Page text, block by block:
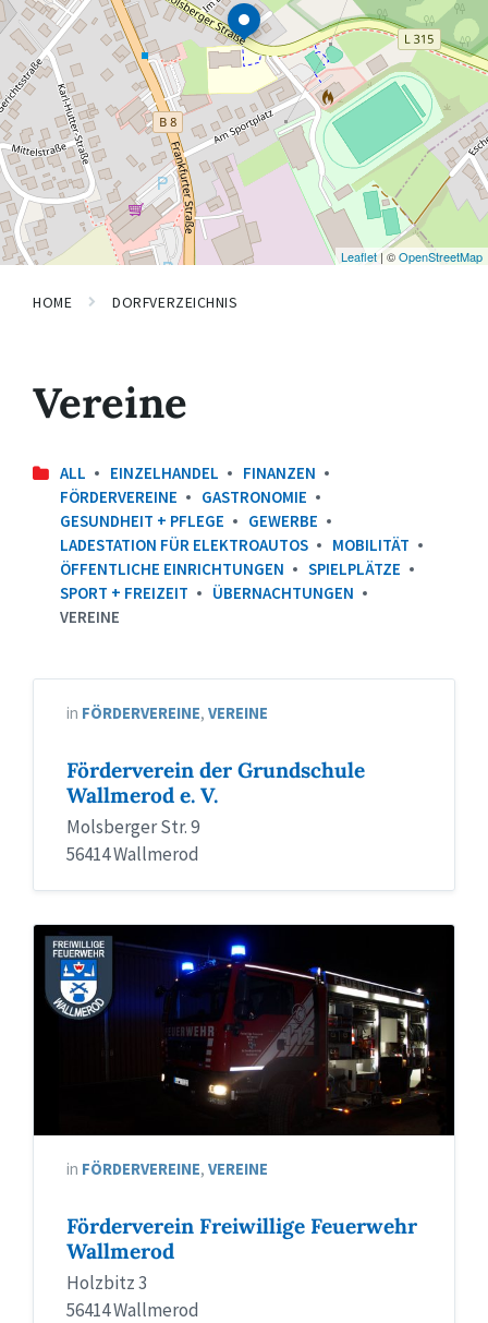
Leaflet| ©OpenStreetMap
HOME DORFVERZEICHNIS
Vereine
ALL EINZELHANDEL
FINANZEN
FÖRDERVEREINE
GASTRONOMIE
GESUNDHEIT + PFLEGE
GEWERBE
LADESTATION FÜR ELEKTROAUTOS
MOBILITÄT
ÖFFENTLICHE EINRICHTUNGEN
SPIELPLÄTZE
SPORT + FREIZEIT
ÜBERNACHTUNGEN
VEREINE
in FÖRDERVEREINE, VEREINE
Förderverein der Grundschule
Wallmerod e. V.
Molsberger Str. 9
56414 Wallmerod
in FÖRDERVEREINE, VEREINE
Förderverein Freiwillige Feuerwehr
Wallmerod
Holzbitz 3
56414 Wallmerod